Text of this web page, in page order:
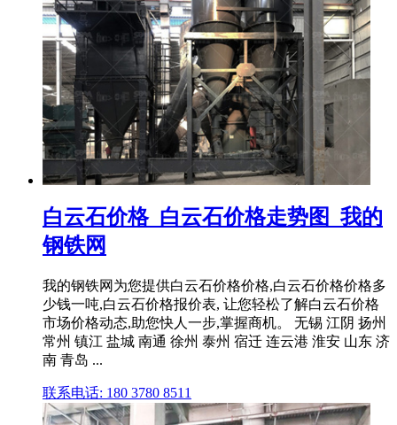
白云石价格_白云石价格走势图_我的
钢铁网
我的钢铁网为您提供白云石价格价格,白云石价格价格多
少钱一吨,白云石价格报价表, 让您轻松了解白云石价格
市场价格动态,助您快人一步,掌握商机。 无锡 江阴 扬州
常州 镇江 盐城 南通 徐州 泰州 宿迁 连云港 淮安 山东 济
南 青岛 ...
联系电话: 180 3780 8511